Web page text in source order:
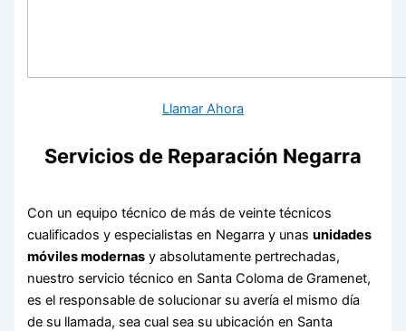
Llamar Ahora
Servicios de Reparación Negarra
Con un equipo técnico de más de veinte técnicos
cualificados y especialistas en Negarra y unasunidades
móviles modernas y absolutamente pertrechadas,
nuestro servicio técnico en Santa Coloma de Gramenet,
es el responsable de solucionar su avería el mismo día
de su llamada, sea cual sea su ubicación en Santa